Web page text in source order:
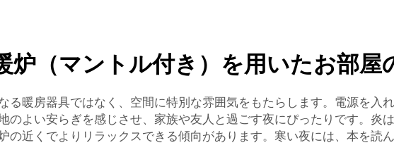
炉（マントル付き）を用いたお部屋
る暖房器具ではなく、空間に特別な雰囲気をもたらします。電源を入
のよい安らぎを感じさせ、家族や友人と過ごす夜にぴったりです。炎
の近くでよりリラックスできる傾向があります。寒い夜には、本を読